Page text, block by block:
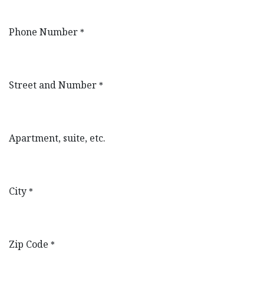
Phone Number *
Street and Number *
Apartment, suite, etc.
City *
Zip Code *